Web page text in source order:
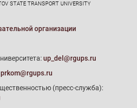
STATE TRANSPORT UNIVERSITY
организации
up_del@rgups.ru
prkom@rgups.ru
(пресс-служба):